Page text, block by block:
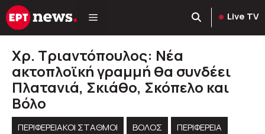
Μετάβαση
σε
Live TV
Χρ. Τριαντόπουλος: Νέα
ακτοπλοϊκή γραμμή θα συνδέει
Πλατανιά, Σκιάθο, Σκόπελο και
Βόλο
ΠΕΡΙΦΕΡΕΙΑΚΟΊ ΣΤΑΘΜΟΊ ΒΟΛΟΣ
ΠΕΡΙΦΈΡΕΙΑ